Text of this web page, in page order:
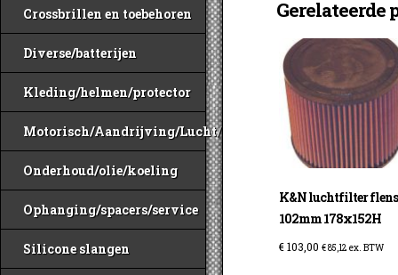
Crossbrillen en toebehoren
Diverse/batterijen
Kleding/helmen/protector
Motorisch/Aandrijving/Lucht/Benzine
Onderhoud/olie/koeling
Ophanging/spacers/service
Silicone slangen
Gerelateerde
K&N luchtfilter flens
102mm 178x152H
€103,00 €85,12 ex. BTW